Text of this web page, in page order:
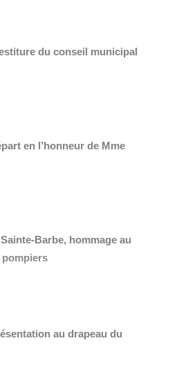
du conseil municipal
en l’honneur de Mme
Barbe, hommage au
pompiers
au drapeau du